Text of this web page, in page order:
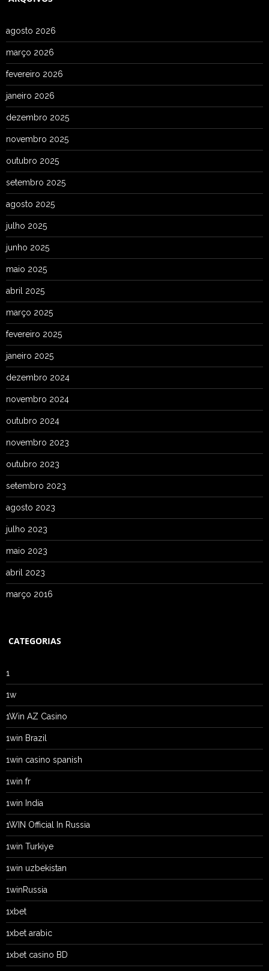
agosto 2026
março 2026
fevereiro 2026
janeiro 2026
dezembro 2025
novembro 2025
outubro 2025
setembro 2025
agosto 2025
julho 2025
junho 2025
maio 2025
abril 2025
março 2025
fevereiro 2025
janeiro 2025
dezembro 2024
novembro 2024
outubro 2024
novembro 2023
outubro 2023
setembro 2023
agosto 2023
julho 2023
maio 2023
abril 2023
março 2016
CATEGORIAS
1
1w
1Win AZ Casino
1win Brazil
1win casino spanish
1win fr
1win India
1WIN Official In Russia
1win Turkiye
1win uzbekistan
1winRussia
1xbet
1xbet arabic
1xbet casino BD